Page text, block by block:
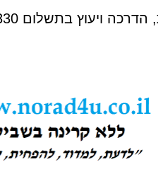
0796644330 (א-ה 09:00-12:00)